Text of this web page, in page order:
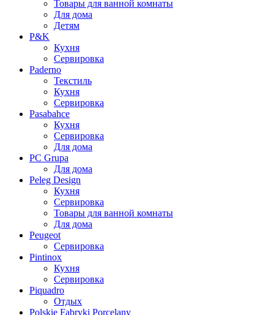
Товары для ванной комнаты
Для дома
Детям
P&K
Кухня
Сервировка
Paderno
Текстиль
Кухня
Сервировка
Pasabahce
Кухня
Сервировка
Для дома
PC Grupa
Для дома
Peleg Design
Кухня
Сервировка
Товары для ванной комнаты
Для дома
Peugeot
Сервировка
Pintinox
Кухня
Сервировка
Piquadro
Отдых
Polskie Fabryki Porcelany